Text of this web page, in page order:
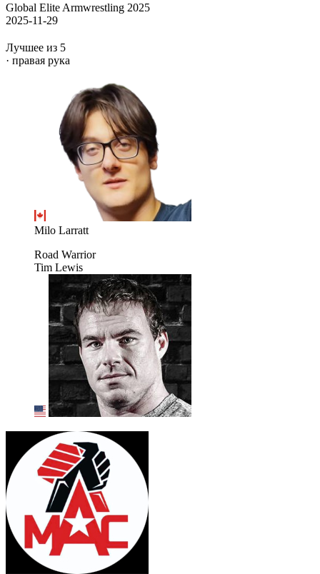
Global Elite Armwrestling 2025
2025-11-29
Лучшее из 5
· правая рука
Milo Larratt
Road Warrior
Tim Lewis